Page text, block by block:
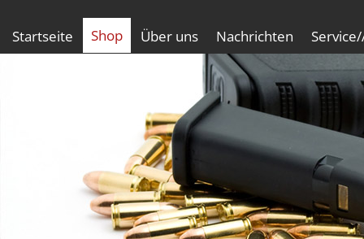
Startseite Shop Über uns Nachrichten